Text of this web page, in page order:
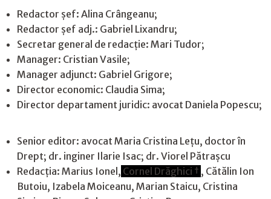
Redactor șef: Alina Crângeanu;
Redactor șef adj.: Gabriel Lixandru;
Secretar general de redacție: Mari Tudor;
Manager: Cristian Vasile;
Manager adjunct: Gabriel Grigore;
Director economic: Claudia Sima;
Director departament juridic: avocat Daniela Popescu;
Senior editor: avocat Maria Cristina Leţu, doctor în
Drept; dr. inginer Ilarie Isac; dr. Viorel Pătrașcu
Redacţia: Marius Ionel, Cornel Drăghici † , Cătălin Ion
Butoiu, Izabela Moiceanu, Marian Staicu, Cristina